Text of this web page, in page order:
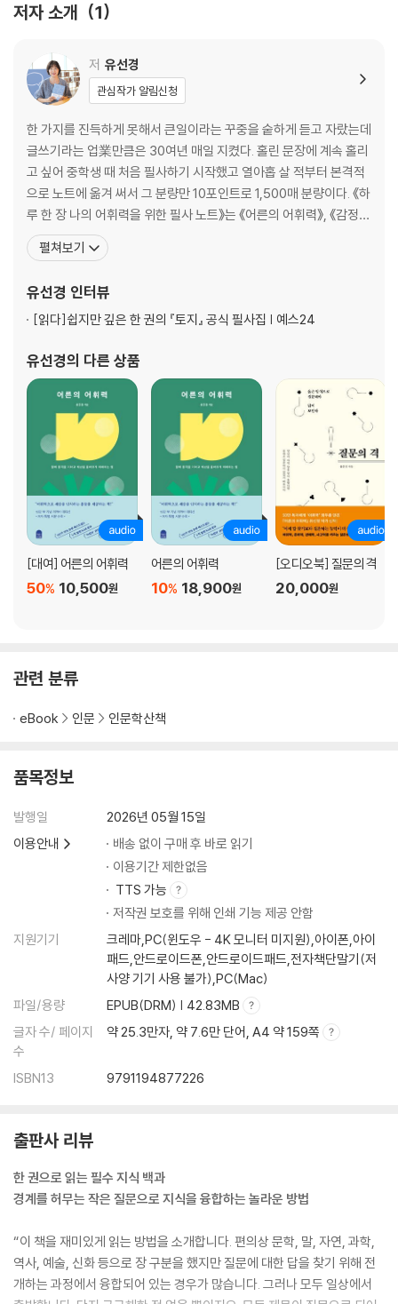
어떤 사람이 바보, 멍청이, 백치일까?
실제로 신사의 결투를 벌인 유명인이 있을까?
소문을 가지고 명작 소설을 쓸 수 있을까?
왜 ‘위대한’ 개츠비일까?
고전 소설에서 서울은 어떤 모습일까?
구보 씨가 다녔던 경성, 그대로인 곳은 어디일까?
장 발장은 왜 평생 자베르 경감에게 쫓겼을까?
어떻게 복수해야 마땅할까?
추사는 왜 수선화가 매화보다 한 수 위라고 했을까?
2. 말로 묻다
‘화촉을 밝힌다’, 화촉이 무엇일까?
왜 ‘비엔나’ 커피일까?
작심삼일이 좋을까, 나쁠까?
‘자다가 봉창 두드린다’에서 봉창은 무엇일까?
귀신 씻나락 까먹는 소리, 개 풀 뜯어먹는 소리는 어떤 소리일까?
호랑이와 양반, 왜 제 말 하면 올까?
‘주름잡는다’는 말은 어디에서 나왔을까?
멘토는 누구일까?
청출어람이 왜 어려울까?
어떻게 하면 시니컬해질 수 있을까?
어쩌다 ‘맹목적’이 되었을까?
‘사이비’는 속어일까, 아닐까?
심봉사는 나면서부터 ‘봉사’였을까?
언제 철들까?
3. 자연으로 묻다
나비가 바다를 건널 수 있을까?
왜 매미를 본받으라고 했을까?
진주는 조개가 고통을 극복한 결과물이 맞을까?
개미나 꿀벌이 사람보다 부지런할까?
사람도 겨울잠을 잘 수 있을까?
먼지가 나쁘기만 할까?
저것은 안개일까, 구름일까?
밤송이에 왜 가시가 있을까?
독사가 자기 혀를 깨물면 죽을까?
너도밤나무와 나도밤나무도 밤나무일까?
양귀비와 개양귀비는 무엇이 다를까?
배롱나무는 정말 간지럼을 탈까?
해달은 왜 함께 손을 잡고 잘까?
펭귄의 다리는 정말 짧을까?
수억 년 전에 살았고 지금도 우리 곁에 살아있는 것은 무엇일까?
가냘픈 꽃 코스모스에 왜 ‘우주’라는 이름이 붙었을까?
4. 과학으로 묻다
피아노 건반은 왜 88개일까?
인간은 얼마나 많은 색을 볼 수 있을까?
스트레스를 받으면 왜 설탕과 지방이 당길까?
그는 왜 브로콜리를 싫어했을까?
저자 소개 1
저 유선경
관심작가 알림신청
한 가지를 진득하게 못해서 큰일이라는 꾸중을 숱하게 듣고 자랐는데
글쓰기라는 업業만큼은 30여년 매일 지켰다. 홀린 문장에 계속 홀리
고 싶어 중학생 때 처음 필사하기 시작했고 열아홉 살 적부터 본격적
으로 노트에 옮겨 써서 그 분량만 10포인트로 1,500매 분량이다. 《하
루 한 장 나의 어휘력을 위한 필사 노트》는 《어른의 어휘력》, 《감정
어휘》 등 ‘어휘력’ 관련 최다 판매를 기록한 유선경 작가의 첫 필사 책
이다. 동서고금 다양한 분야의 책에서 길어 올린 아름답고 지혜로운
키는 구체적인 방법을 담았다. 왜 모든 사람
펼쳐보기
유선경 인터뷰
[읽다]쉽지만 깊은 한 권의 『토지』 공식 필사집 | 예스24
유선경의 다른 상품
[대여] 어른의 어휘력
10,500원
50%
어른의 어휘력
18,900원
10%
[오디오북] 질문의 격
20,000원
관련 분류
eBook 인문 인문학산책
품목정보
발행일
2026년 05월 15일
이용안내
배송 없이 구매 후 바로 읽기
이용기간 제한없음
TTS 가능
저작권 보호를 위해 인쇄 기능 제공 안함
지원기기
크레마,PC(윈도우 - 4K 모니터 미지원),아이폰,아이
패드,안드로이드폰,안드로이드패드,전자책단말기(저
사양 기기 사용 불가),PC(Mac)
파일/용량
EPUB(DRM) | 42.83MB
글자 수/ 페이지
수
약 25.3만자, 약 7.6만 단어, A4 약 159쪽
ISBN13 9791194877226
출판사 리뷰
한 권으로 읽는 필수 지식 백과
경계를 허무는 작은 질문으로 지식을 융합하는 놀라운 방법
“이 책을 재미있게 읽는 방법을 소개합니다. 편의상 문학, 말, 자연, 과학,
역사, 예술, 신화 등으로 장 구분을 했지만 질문에 대한 답을 찾기 위해 전
개하는 과정에서 융합되어 있는 경우가 많습니다. 그러나 모두 일상에서